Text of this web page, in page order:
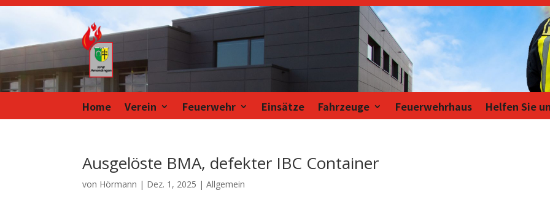
Home Verein Feuerwehr Einsätze Fahrzeuge Feuerwehrhaus Helfen Sie
Ausgelöste BMA, defekter IBC Container
von Hörmann | Dez. 1, 2025 | Allgemein